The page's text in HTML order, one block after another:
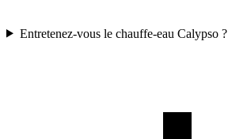
Entretenez-vous le chauffe-eau Calypso ?